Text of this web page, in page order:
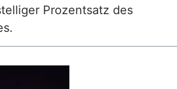
Prozentsatz des